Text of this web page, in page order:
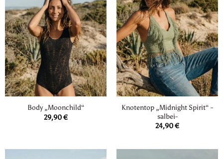
Body „Moonchild“
29,90€
Knotentop „Midnight Spirit“ -
salbei-
24,90€